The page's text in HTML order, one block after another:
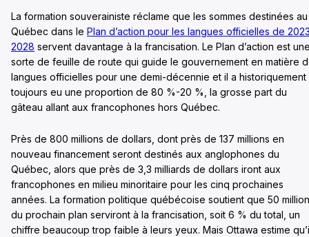
La formation souverainiste réclame que les sommes destinées au
Québec dans le Plan d’action pour les langues officielles de
2028 servent davantage à la francisation. Le Plan d’action est
sorte de feuille de route qui guide le gouvernement en matière
langues officielles pour une demi-décennie et il a historiquement
toujours eu une proportion de 80 %-20 %, la grosse part du
gâteau allant aux francophones hors Québec.
Près de 800 millions de dollars, dont près de 137 millions en
nouveau financement seront destinés aux anglophones du
Québec, alors que près de 3,3 milliards de dollars iront aux
francophones en milieu minoritaire pour les cinq prochaines
années. La formation politique québécoise soutient que 50
du prochain plan serviront à la francisation, soit 6 % du total, un
chiffre beaucoup trop faible à leurs yeux. Mais Ottawa estime